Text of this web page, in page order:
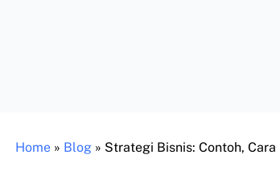
Home » Blog » Strategi Bisnis: Contoh,